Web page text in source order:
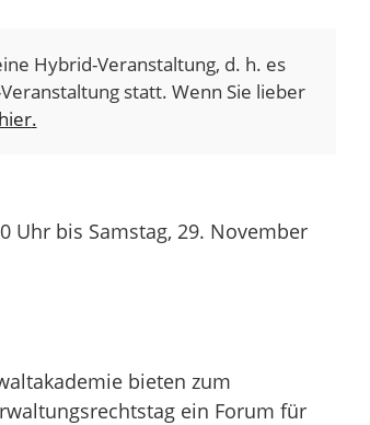
Hybrid-Veranstaltung, d. h. es
statt. Wenn Sie lieber
.
Uhrbis Samstag, 29. November
bieten zum
ein Forum für